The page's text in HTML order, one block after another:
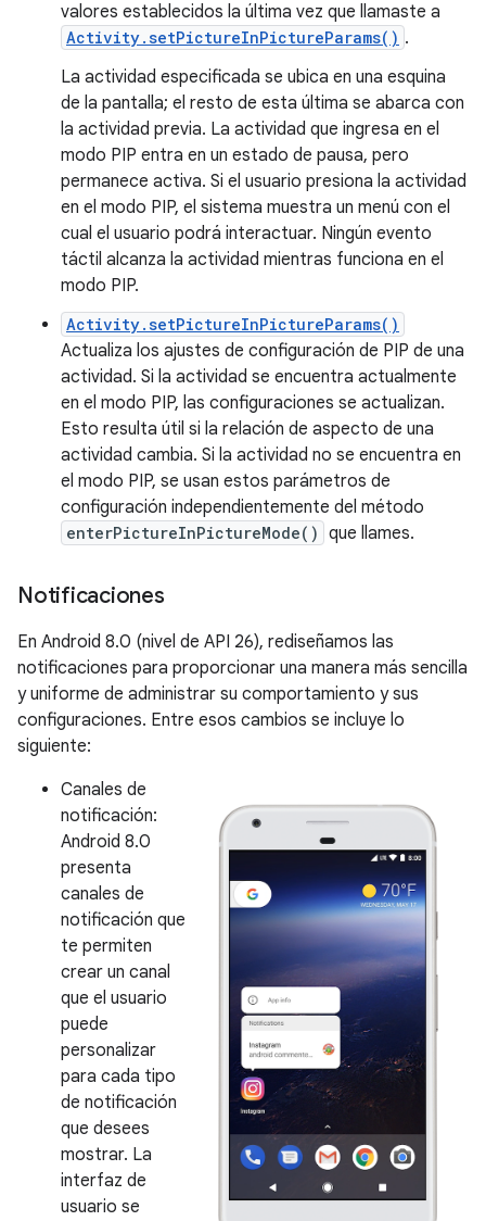
valores establecidos la última vez que llamaste a
Activity.setPictureInPictureParams() .
La actividad especificada se ubica en una esquina
de la pantalla; el resto de esta última se abarca con
la actividad previa. La actividad que ingresa en el
modo PIP entra en un estado de pausa, pero
permanece activa. Si el usuario presiona la actividad
en el modo PIP, el sistema muestra un menú con el
cual el usuario podrá interactuar. Ningún evento
táctil alcanza la actividad mientras funciona en el
modo PIP.
Activity.setPictureInPictureParams()
Actualiza los ajustes de configuración de PIP de una
actividad. Si la actividad se encuentra actualmente
en el modo PIP, las configuraciones se actualizan.
Esto resulta útil si la relación de aspecto de una
actividad cambia. Si la actividad no se encuentra en
el modo PIP, se usan estos parámetros de
configuración independientemente del método
enterPictureInPictureMode() que llames.
Notificaciones
En Android 8.0 (nivel de API 26), rediseñamos las
notificaciones para proporcionar una manera más sencilla
y uniforme de administrar su comportamiento y sus
configuraciones. Entre esos cambios se incluye lo
siguiente:
Canales de
notificación:
Android 8.0
presenta
canales de
notificación que
te permiten
crear un canal
que el usuario
puede
personalizar
para cada tipo
de notificación
que desees
mostrar. La
interfaz de
usuario se